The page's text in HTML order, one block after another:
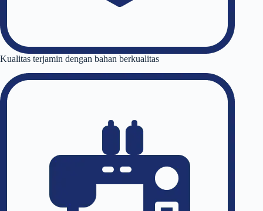
Kualitas terjamin dengan bahan berkualitas